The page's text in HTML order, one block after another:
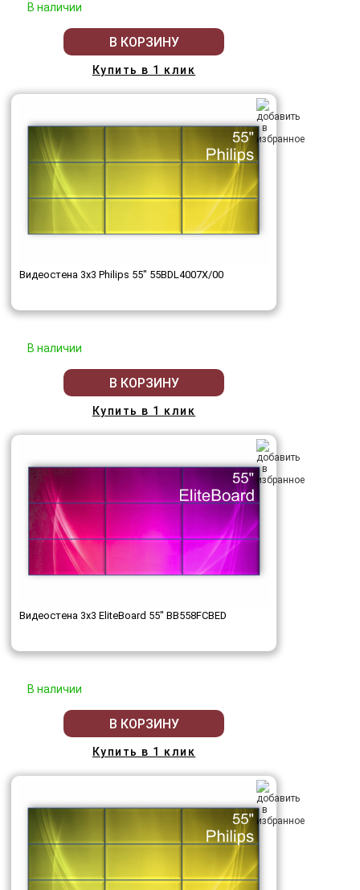
В наличии
В КОРЗИНУ
Купить в 1 клик
Видеостена 3x3 Philips 55" 55BDL4007X/00
В наличии
В КОРЗИНУ
Купить в 1 клик
Видеостена 3x3 EliteBoard 55" BB558FCBED
В наличии
В КОРЗИНУ
Купить в 1 клик